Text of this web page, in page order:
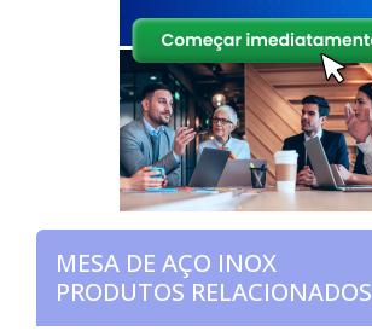
MESA DE AÇO INOX
PRODUTOS RELACIONADOS